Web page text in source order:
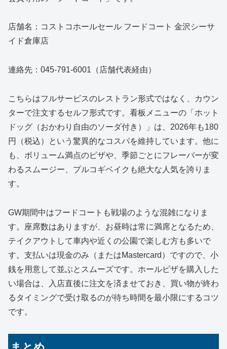
店舗名：コストコホールセール フードコート 金沢シーサ
イド倉庫店
連絡先：045-791-6001（店舗代表経由）
こちらはフルサービスのレストラン形式ではなく、カウン
ターで注文するセルフ形式です。看板メニューの「ホット
ドッグ（おかわり自由のソーダ付き）」は、2026年も180
円（税込）という驚異的なコスパを維持しています。他に
も、ボリューム満点のピザや、季節ごとにフレーバーが変
わるスムージー、プルコギベイクも絶大な人気を誇りま
す。
GW期間中はフードコートも戦場のような混雑になりま
す。座席数はありますが、お昼時は常に満席となるため、
テイクアウトして車内や近くの公園で楽しむ方も多いで
す。支払いは現金のみ（またはMastercard）ですので、小
銭を用意して並ぶとスムーズです。ホールピザを購入した
い場合は、入店直後に注文を済ませておき、買い物が終わ
るタイミングで受け取るのが待ち時間を最小限にするコツ
です。